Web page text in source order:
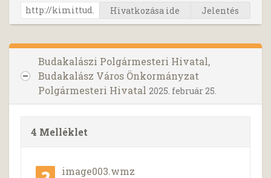
Hivatkozása ide Jelentés
Budakalászi Polgármesteri Hivatal,
Budakalász Város Önkormányzat
Polgármesteri Hivatal 2025. február 25.
4 Melléklet
image003.wmz